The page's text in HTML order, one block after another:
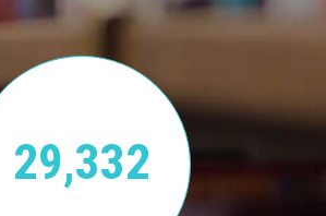
29,332